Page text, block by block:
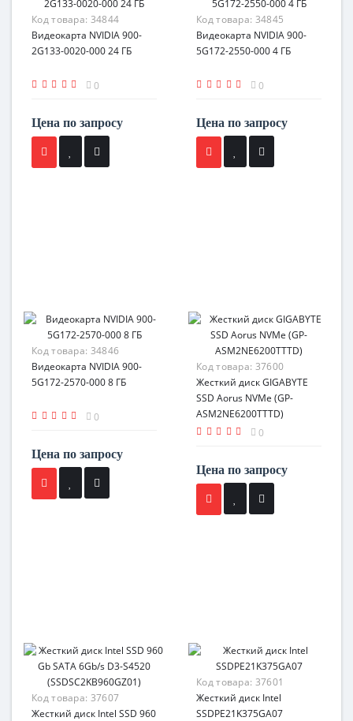
Код товара: 34844
Видеокарта NVIDIA 900-
2G133-0020-000 24 ГБ
0
Цена по запросу
Код товара: 34845
Видеокарта NVIDIA 900-
5G172-2550-000 4 ГБ
0
Цена по запросу
Код товара: 34846
Видеокарта NVIDIA 900-
5G172-2570-000 8 ГБ
0
Цена по запросу
Код товара: 37600
Жесткий диск GIGABYTE
SSD Aorus NVMe (GP-
ASM2NE6200TTTD)
0
Цена по запросу
Код товара: 37607
Жесткий диск Intel SSD 960
Код товара: 37601
Жесткий диск Intel
SSDPE21K375GA07